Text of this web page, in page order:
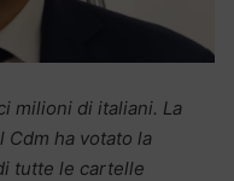
milioni di italiani. La
Cdm ha votato la
tutte le cartelle